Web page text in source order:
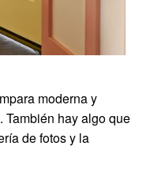
moderna y
También hay algo que
de fotos y la